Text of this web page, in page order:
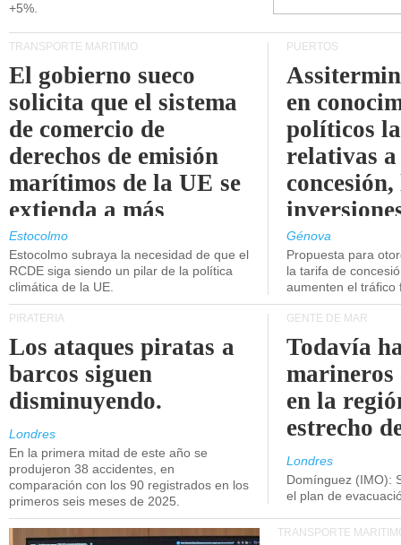
+5%.
TRANSPORTE MARÍTIMO
El gobierno sueco
solicita que el sistema
de comercio de
derechos de emisión
marítimos de la UE se
extienda a más
buques.
Estocolmo
Estocolmo subraya la necesidad de que el
RCDE siga siendo un pilar de la política
climática de la UE.
PUERTOS
en
políticos
relativas a
concesión,
Génova
Propuesta para
la tarifa de
aumenten el tráfico
PIRATERÍA
Los ataques piratas a
barcos siguen
disminuyendo.
Londres
En la primera mitad de este año se
produjeron 38 accidentes, en
comparación con los 90 registrados en los
primeros seis meses de 2025.
GENTE DE MAR
Todavía
marineros
en la
estrecho
Londres
Domínguez (IMO):
el plan de
TRANSPORTE